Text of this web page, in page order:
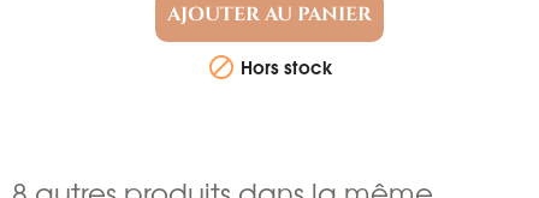
AJOUTER AU PANIER
 Hors stock